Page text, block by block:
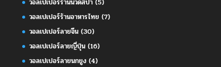
วอลเปเปอร์ร้านนวดสปา(5)
วอลเปเปอร์ร้านอาหารไทย (7)
วอลเปเปอร์ลายจีน(30)
วอลเปเปอร์ลายญี่ปุ่น(16)
วอลเปเปอร์ลายนกยูง(4)